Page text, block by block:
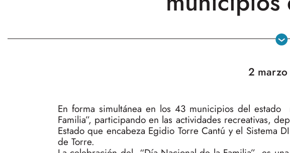
2
En forma simultánea en los 43 municipios del
Familia”, participando en las actividades recreativas,
Estado que encabeza Egidio Torre Cantú y el Sistema
de Torre.